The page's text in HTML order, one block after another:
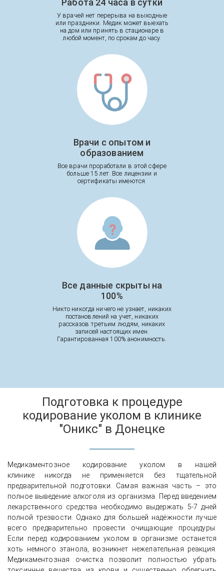
Работа 24 часа в сутки
У врачей нет перерыва на выходные
или праздники. Медик может выехать
на дом или принять в стационаре в
любой момент, по срокам до часу.
Врачи с опытом и
образованием
Все врачи проработали в этой сфере
больше 15 лет. Все лицензии и
сертификаты имеются.
Все данные скрыты на
100%
Никто никогда ничего не узнает, никаких
постановлений на учет, никаких
рассказов третьим людям, никаких
записей настоящих имен.
Гарантированная 100% анонимность.
Подготовка к процедуре
кодирование уколом в клинике
"Оникс" в Донецке
Медикаментозное кодирование уколом в нашей
клинике никогда не применяется без тщательной
предварительной подготовки. Самая важная часть – это
полное выведение алкоголя из организма. Перед введением
лекарственного средства необходимо выдержать 5-7 дней
полной трезвости. Однако для большей надёжности лучше
всего предварительно провести очищающие процедуры.
Если перед кодированием уколом в организме останется
хоть немного этанола, возникнет нежелательная реакция.
Медикаментозная очистка позволит полностью убрать